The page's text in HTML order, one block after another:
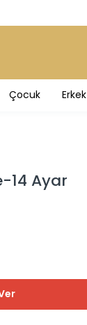
Çocuk Erkek
14 Ayar